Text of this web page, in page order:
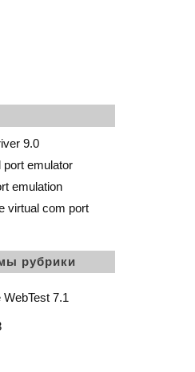
9.0
port emulator
emulation
virtual com port
рубрики
7.1